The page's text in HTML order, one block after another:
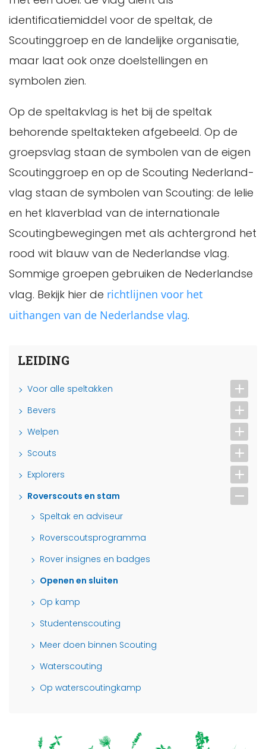
identificatiemiddel voor de speltak, de
Scoutinggroep en de landelijke organisatie,
maar laat ook onze doelstellingen en
symbolen zien.
Op de speltakvlag is het bij de speltak
behorende speltakteken afgebeeld. Op de
groepsvlag staan de symbolen van de eigen
Scoutinggroep en op de Scouting Nederland-
vlag staan de symbolen van Scouting: de lelie
en het klaverblad van de internationale
Scoutingbewegingen met als achtergrond het
rood wit blauw van de Nederlandse vlag.
Sommige groepen gebruiken de Nederlandse
vlag. Bekijk hier de richtlijnen voor het
uithangen van de Nederlandse vlag.
LEIDING
Voor alle speltakken
Bevers
Welpen
Scouts
Explorers
Roverscouts en stam
Speltak en adviseur
Roverscoutsprogramma
Rover insignes en badges
Openen en sluiten
Op kamp
Studentenscouting
Meer doen binnen Scouting
Waterscouting
Op waterscoutingkamp